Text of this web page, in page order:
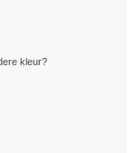
kleur?